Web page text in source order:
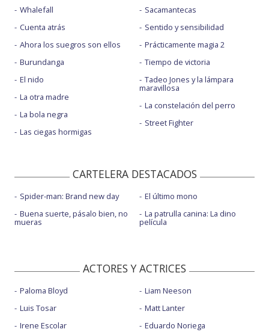
Whalefall
Cuenta atrás
Ahora los suegros son ellos
Burundanga
El nido
La otra madre
La bola negra
Las ciegas hormigas
Sacamantecas
Sentido y sensibilidad
Prácticamente magia 2
Tiempo de victoria
Tadeo Jones y la lámpara
maravillosa
La constelación del perro
Street Fighter
CARTELERA DESTACADOS
Spider-man: Brand new day
Buena suerte, pásalo bien, no
mueras
El último mono
La patrulla canina: La dino
película
ACTORES Y ACTRICES
Paloma Bloyd
Luis Tosar
Irene Escolar
Liam Neeson
Matt Lanter
Eduardo Noriega